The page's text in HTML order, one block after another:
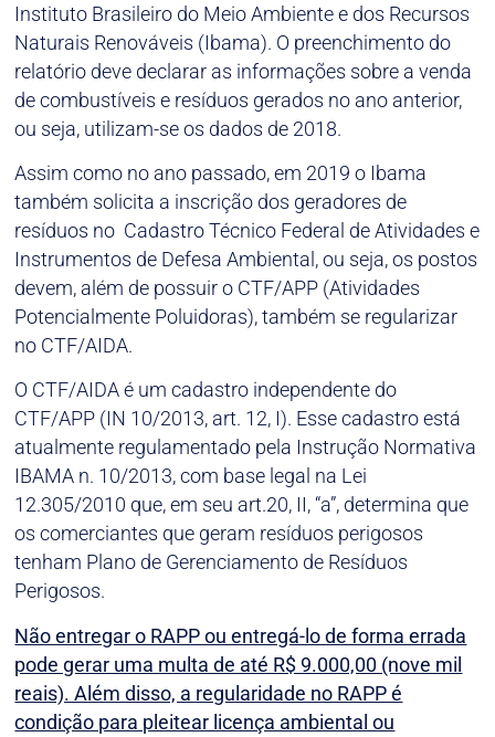
Instituto Brasileiro do Meio Ambiente e dos Recursos
Naturais Renováveis (Ibama). O preenchimento do
relatório deve declarar as informações sobre a venda
de combustíveis e resíduos gerados no ano anterior,
ou seja, utilizam-se os dados de 2018.
Assim como no ano passado, em 2019 o Ibama
também solicita a inscrição dos geradores de
resíduos no Cadastro Técnico Federal de Atividades e
Instrumentos de Defesa Ambiental, ou seja, os postos
devem, além de possuir o CTF/APP (Atividades
Potencialmente Poluidoras), também se regularizar
no CTF/AIDA.
O CTF/AIDA é um cadastro independente do
CTF/APP (IN 10/2013, art. 12, I). Esse cadastro está
atualmente regulamentado pela Instrução Normativa
IBAMA n. 10/2013, com base legal na Lei
12.305/2010 que, em seu art.20, II, “a”, determina que
os comerciantes que geram resíduos perigosos
tenham Plano de Gerenciamento de Resíduos
Perigosos.
Não entregar o RAPP ou entregá-lo de forma errada
pode gerar uma multa de até R$ 9.000,00 (nove mil
reais). Além disso, a regularidade no RAPP é
condição para pleitear licença ambiental ou